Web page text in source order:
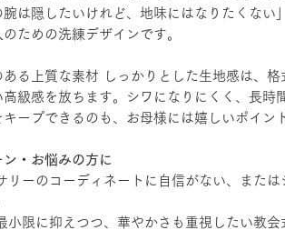
腕は隠したいけれど、地味にはなりたくない
のための洗練デザインです。
る上質な素材 しっかりとした生地感は、格
高級感を放ちます。シワになりにくく、長時
キープできるのも、お母様には嬉しいポイン
ン・お悩みの方に
リーのコーディネートに自信がない、または
小限に抑えつつ、華やかさも重視したい教会